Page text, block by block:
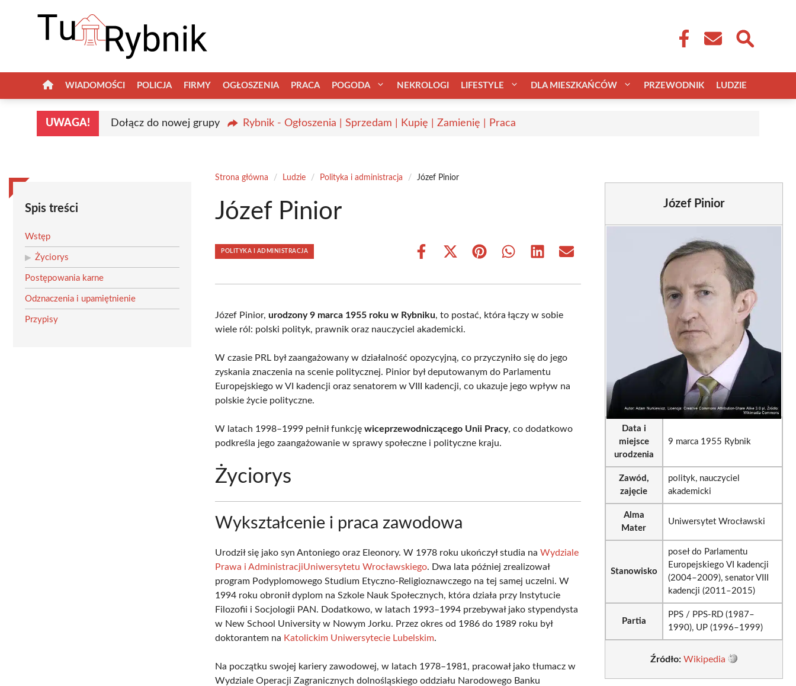
WIADOMOŚCI POLICJA FIRMY OGŁOSZENIA PRACA POGODA NEKROLOGI LIFESTYLE DLA MIESZKAŃCÓW PRZEWODNIK LUDZIE
UWAGA! Dołącz do nowej grupy Rybnik - Ogłoszenia | Sprzedam | Kupię | Zamienię | Praca
Spis treści
Wstęp
Życiorys
Postępowania karne
Odznaczenia i upamiętnienie
Przypisy
Strona główna / Ludzie / Polityka i administracja / Józef Pinior
Józef Pinior
POLITYKA I ADMINISTRACJA
Share
Share
(Twitter)
Share Share Share Share
Józef Pinior,urodzony 9 marca 1955 roku w Rybniku, to postać, która łączy w sobie
wiele ról: polski polityk, prawnik oraz nauczyciel akademicki.
W czasie PRL był zaangażowany w działalność opozycyjną, co przyczyniło się do jego
zyskania znaczenia na scenie politycznej. Pinior był deputowanym do Parlamentu
Europejskiego w VI kadencji oraz senatorem w VIII kadencji, co ukazuje jego wpływ na
polskie życie polityczne.
W latach 1998–1999 pełnił funkcjęwiceprzewodniczącego Unii Pracy, co dodatkowo
podkreśla jego zaangażowanie w sprawy społeczne i polityczne kraju.
Życiorys
Wykształcenie i praca zawodowa
Urodził się jako syn Antoniego oraz Eleonory. W 1978 roku ukończył studia naWydziale
Prawa i AdministracjiUniwersytetu Wrocławskiego. Dwa lata później zrealizował
program Podyplomowego Studium Etyczno-Religioznawczego na tej samej uczelni. W
1994 roku obronił dyplom na Szkole Nauk Społecznych, która działa przy Instytucie
Filozofii i Socjologii PAN. Dodatkowo, w latach 1993–1994 przebywał jako stypendysta
w New School University w Nowym Jorku. Przez okres od 1986 do 1989 roku był
doktorantem na Katolickim Uniwersytecie Lubelskim.
Na początku swojej kariery zawodowej, w latach 1978–1981, pracował jako tłumacz w
Wydziale Operacji Zagranicznych dolnośląskiego oddziału Narodowego Banku
Józef Pinior
Data i
miejsce
urodzenia
9 marca 1955 Rybnik
Zawód,
zajęcie
polityk, nauczyciel
akademicki
Alma
Mater
Uniwersytet Wrocławski
Stanowisko
poseł do Parlamentu
Europejskiego VI kadencji
(2004–2009), senator VIII
kadencji (2011–2015)
Partia
PPS / PPS-RD (1987–
1990), UP (1996–1999)
Źródło: Wikipedia